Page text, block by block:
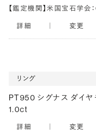
【鑑定機関】米国宝石学会
詳細 変更
リング
PT950 シグナス ダイヤ
1.0ct
詳細 変更